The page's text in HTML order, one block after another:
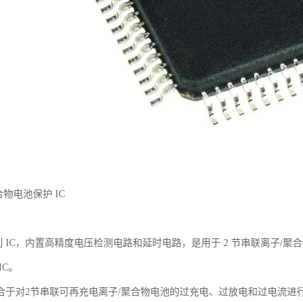
物电池保护 IC
IC，内置高精度电压检测电路和延时电路，是用于 2 节串联离子/聚
。
于对2节串联可再充电离子/聚合物电池的过充电、过放电和过电流进